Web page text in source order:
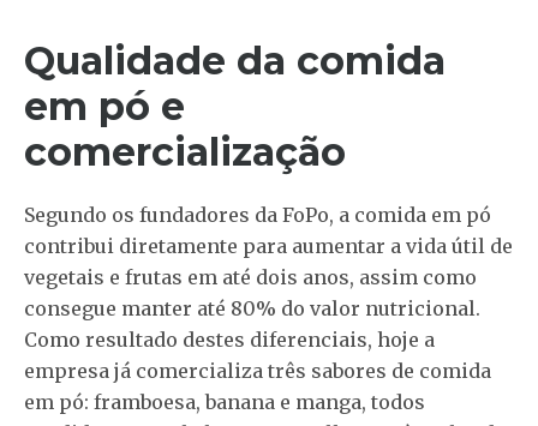
Qualidade da comida
em pó e
comercialização
Segundo os fundadores da FoPo, a comida em pó
contribui diretamente para aumentar a vida útil de
vegetais e frutas em até dois anos, assim como
consegue manter até 80% do valor nutricional.
Como resultado destes diferenciais, hoje a
empresa já comercializa três sabores de comida
em pó: framboesa, banana e manga, todos